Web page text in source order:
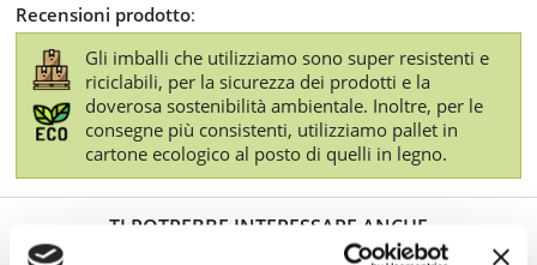
Recensioni prodotto:
Gli imballi che utilizziamo sono super resistenti e
riciclabili, per la sicurezza dei prodotti e la
doverosa sostenibilità ambientale. Inoltre, per le
consegne più consistenti, utilizziamo pallet in
cartone ecologico al posto di quelli in legno.
TI POTREBBE INTERESSARE ANCHE